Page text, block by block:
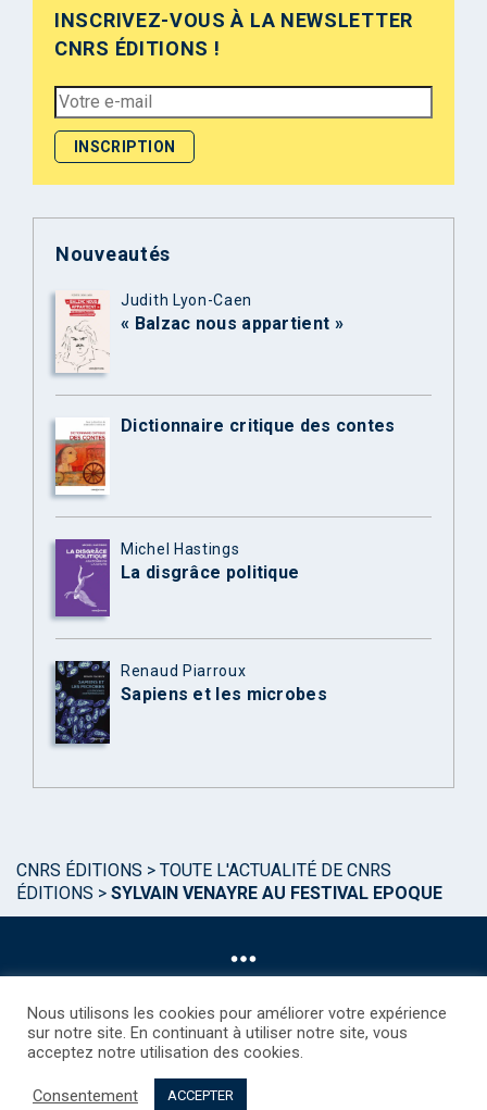
INSCRIVEZ-VOUS À LA NEWSLETTER
CNRS ÉDITIONS !
Nouveautés
Judith Lyon-Caen
« Balzac nous appartient »
Dictionnaire critique des contes
Michel Hastings
La disgrâce politique
Renaud Piarroux
Sapiens et les microbes
CNRS ÉDITIONS > TOUTE L'ACTUALITÉ DE CNRS
ÉDITIONS > SYLVAIN VENAYRE AU FESTIVAL EPOQUE
©CNRS EDITIONS 2025
Droits étrangers / Foreign rights
Nous utilisons les cookies pour améliorer votre expérience
sur notre site. En continuant à utiliser notre site, vous
acceptez notre utilisation des cookies.
Consentement ACCEPTER